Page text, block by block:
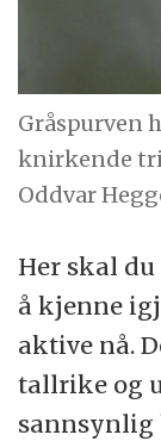
Gråspurven
knirkende
Oddvar
Her skal
å kjenne
aktive nå.
tallrike og
sannsynlig